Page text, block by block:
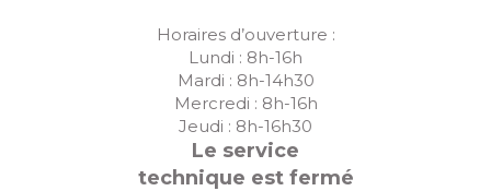
Horaires d’ouverture :
Lundi : 8h-16h
Mardi : 8h-14h30
Mercredi : 8h-16h
Jeudi : 8h-16h30
Le service
technique est fermé